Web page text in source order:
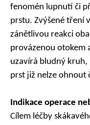
fenomén lupnutí či
prstu. Zvýšené tření
zánětlivou reakci
provázenou otokem
uzavírá bludný kruh,
prst již nelze ohnout
Indikace operace
Cílem léčby